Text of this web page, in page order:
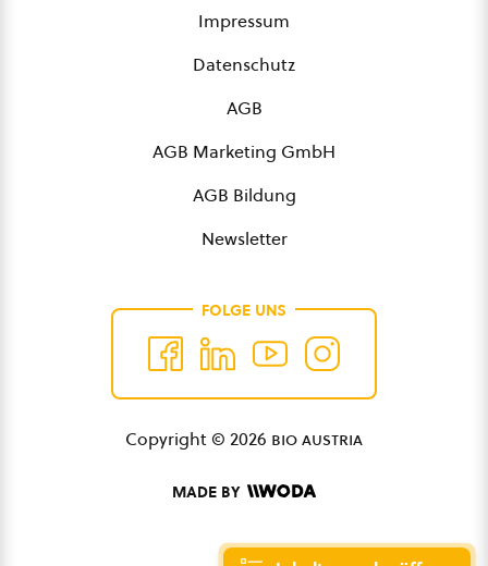
Impressum
Datenschutz
AGB
AGB Marketing GmbH
AGB Bildung
Newsletter
FOLGE UNS
Copyright © 2026 bio austria
MADE BY